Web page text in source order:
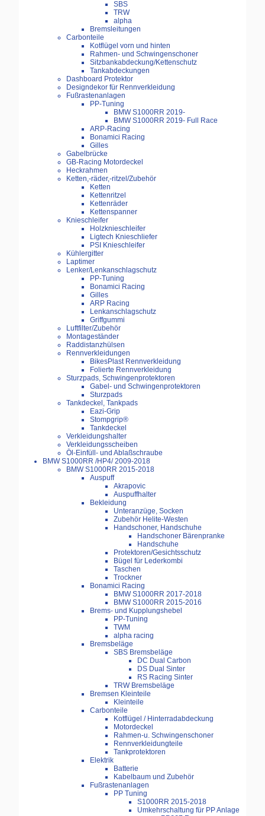
SBS
TRW
alpha
Bremsleitungen
Carbonteile
Kotflügel vorn und hinten
Rahmen- und Schwingenschoner
Sitzbankabdeckung/Kettenschutz
Tankabdeckungen
Dashboard Protektor
Designdekor für Rennverkleidung
Fußrastenanlagen
PP-Tuning
BMW S1000RR 2019-
BMW S1000RR 2019- Full Race
ARP-Racing
Bonamici Racing
Gilles
Gabelbrücke
GB-Racing Motordeckel
Heckrahmen
Ketten,-räder,-ritzel/Zubehör
Ketten
Kettenritzel
Kettenräder
Kettenspanner
Knieschleifer
Holzknieschleifer
Ligtech Knieschliefer
PSI Knieschleifer
Kühlergitter
Laptimer
Lenker/Lenkanschlagschutz
PP-Tuning
Bonamici Racing
Gilles
ARP Racing
Lenkanschlagschutz
Griffgummi
Luftfilter/Zubehör
Montageständer
Raddistanzhülsen
Rennverkleidungen
BikesPlast Rennverkleidung
Folierte Rennverkleidung
Sturzpads, Schwingenprotektoren
Gabel- und Schwingenprotektoren
Sturzpads
Tankdeckel, Tankpads
Eazi-Grip
Stompgrip®
Tankdeckel
Verkleidungshalter
Verkleidungsscheiben
Öl-Einfüll- und Ablaßschraube
BMW S1000RR /HP4/ 2009-2018
BMW S1000RR 2015-2018
Auspuff
Akrapovic
Auspuffhalter
Bekleidung
Unteranzüge, Socken
Zubehör Helite-Westen
Handschoner, Handschuhe
Handschoner Bärenpranke
Handschuhe
Protektoren/Gesichtsschutz
Bügel für Lederkombi
Taschen
Trockner
Bonamici Racing
BMW S1000RR 2017-2018
BMW S1000RR 2015-2016
Brems- und Kupplungshebel
PP-Tuning
TWM
alpha racing
Bremsbeläge
SBS Bremsbeläge
DC Dual Carbon
DS Dual Sinter
RS Racing Sinter
TRW Bremsbeläge
Bremsen Kleinteile
Kleinteile
Carbonteile
Kotflügel / Hinterradabdeckung
Motordeckel
Rahmen-u. Schwingenschoner
Rennverkleidungteile
Tankprotektoren
Elektrik
Batterie
Kabelbaum und Zubehör
Fußrastenanlagen
PP Tuning
S1000RR 2015-2018
Umkehrschaltung für PP Anlage